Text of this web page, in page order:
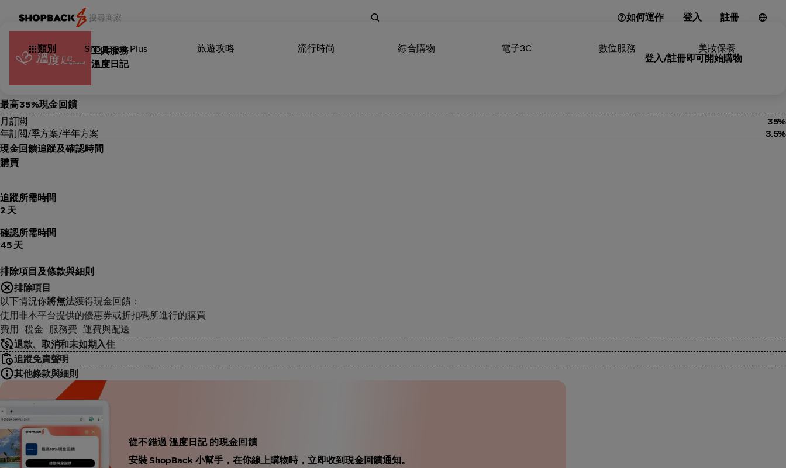
如何運作 登入 註冊
類別 ShopBack Plus 旅遊攻略 流行時尚 綜合購物 電子3C 數位服務 美妝保養
工具服務
溫度日記
登入/註冊即可開始購物
最高35%現金回饋
月訂閲
35%
年訂閲/季方案/半年方案
3.5%
現金回饋追蹤及確認時間
購買
追蹤所需時間
2 天
確認所需時間
45 天
排除項目及條款與細則
排除項目
以下情況你將無法獲得現金回饋：
使用非本平台提供的優惠券或折扣碼所進行的購買
費用 · 稅金 · 服務費 · 運費與配送
退款、取消和未如期入住
追蹤免責聲明
其他條款與細則
從不錯過 溫度日記 的現金回饋
安裝 ShopBack 小幫手，在你線上購物時，立即收到現金回饋通知。